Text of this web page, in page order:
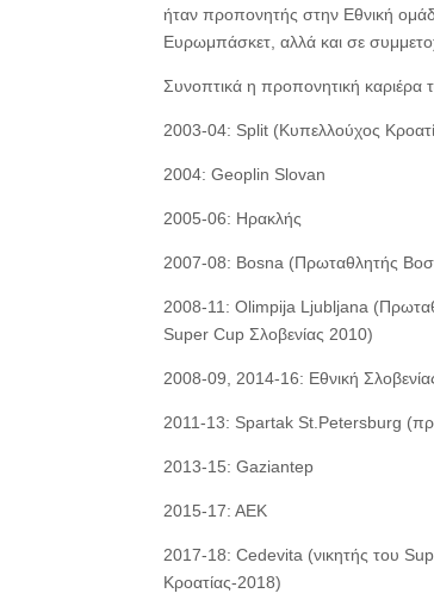
ήταν προπονητής στην Εθνική
Ευρωμπάσκετ, αλλά και σε
Συνοπτικά η προπονητική καριέρα
2003-04: Split (Κυπελλούχος
2004: Geoplin Slovan
2005-06: Ηρακλής
2007-08: Bosna (Πρωταθλητής
2008-11: Οlimpija Ljubljana
Super Cup Σλοβενίας 2010)
2008-09, 2014-16: Εθνική
2011-13: Spartak St.Petersburg
2013-15: Gaziantep
2015-17: AEK
2017-18: Cedevita (νικητής του
Κροατίας-2018)